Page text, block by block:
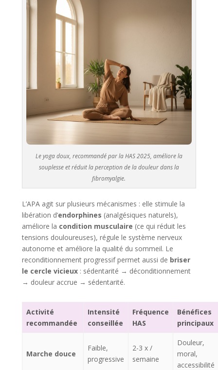
Le yoga doux, recommandé par la HAS 2025, améliore la
souplesse et réduit la perception de la douleur dans la
fibromyalgie.
L’APA agit sur plusieurs mécanismes : elle stimule la
libération d’endorphines (analgésiques naturels),
améliore la condition musculaire (ce qui réduit les
tensions douloureuses), régule le système nerveux
autonome et améliore la qualité du sommeil. Le
reconditionnement progressif permet aussi de briser
le cercle vicieux: sédentarité → déconditionnement
→ douleur accrue → sédentarité.
Activité
recommandée
Intensité
conseillée
Fréquence
HAS
Bénéfices
principaux
Marche douce
Faible,
progressive
2-3 x /
semaine
Douleur,
moral,
accessibilité